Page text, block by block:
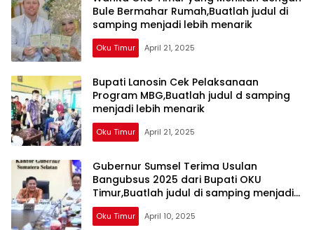
Koran
dan
media
siber
lebih
eksklusif,
bergaya
trendi,
mengandung
unsur
edukasi,
gaya
hidup,
hiburan,
bebas
Bule Bermahar Rumah,Buatlah judul di
samping menjadi lebih menarik
Oku Timur April 21, 2025
Bupati Lanosin Cek Pelaksanaan
Program MBG,Buatlah judul d samping
menjadi lebih menarik
Oku Timur April 21, 2025
Gubernur Sumsel Terima Usulan
Bangubsus 2025 dari Bupati OKU
Timur,Buatlah judul di samping menjadi
lebih menarik
Oku Timur April 10, 2025